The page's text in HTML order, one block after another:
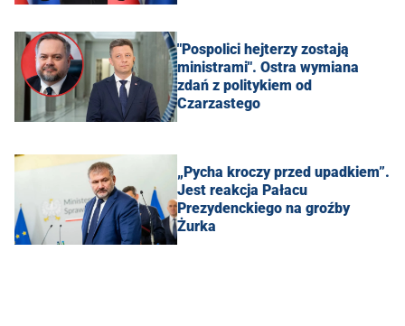
"Pospolici hejterzy zostają
ministrami". Ostra wymiana
zdań z politykiem od
Czarzastego
„Pycha kroczy przed upadkiem”.
Jest reakcja Pałacu
Prezydenckiego na groźby
Żurka